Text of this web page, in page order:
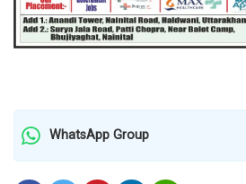
WhatsApp Group